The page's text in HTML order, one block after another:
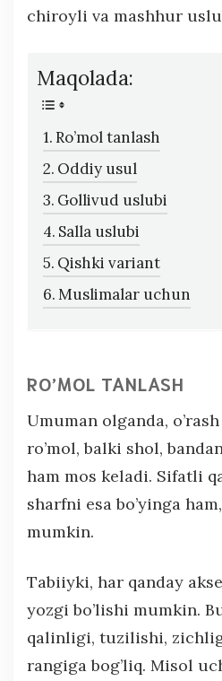
chiroyli va mashhur
Maqolada:
Ro’mol tanlash
Oddiy usul
Gollivud uslubi
Salla uslubi
Qishki variant
Muslimalar uchun
RO’MOL TANLASH
Umuman olganda,
ro’mol, balki shol,
ham mos keladi. Sifatli
sharfni esa bo’yinga
mumkin.
Tabiiyki, har qanday
yozgi bo’lishi mumkin.
qalinligi, tuzilishi,
rangiga bog’liq. Misol